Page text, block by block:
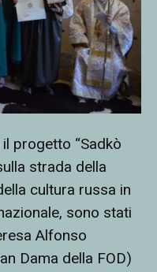
progetto “Sadkò
strada della
cultura russa in
sono stati
Alfonso
Dama della FOD)